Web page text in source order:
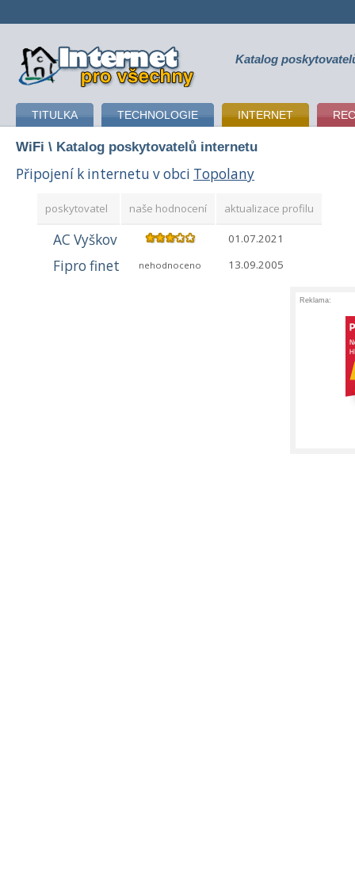
připojení k internetu Katalog
TITULKA TECHNOLOGIE INTERNET
WiFi \ Katalog poskytovatelů internetu
Připojení k internetu v obci Topolany
poskytovatel naše hodnocení aktualizace profilu
AC Vyškov 01.07.2021
Fipro finet nehodnoceno 13.09.2005
Reklama: